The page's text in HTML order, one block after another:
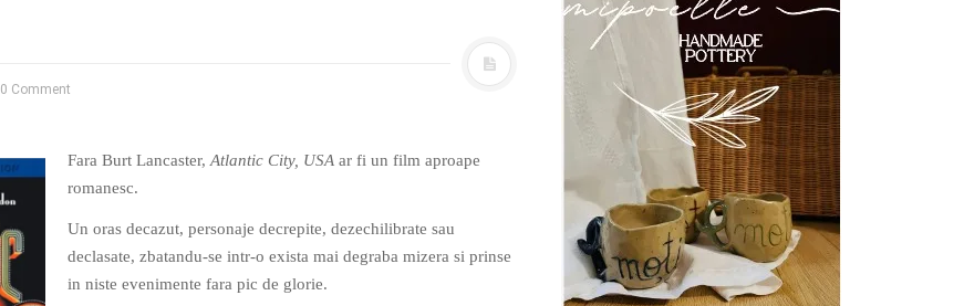
0 Comment
Fara Burt Lancaster, Atlantic City, USA ar fi un film aproape
romanesc.
Un oras decazut, personaje decrepite, dezechilibrate sau
declasate, zbatandu-se intr-o exista mai degraba mizera si prinse
in niste evenimente fara pic de glorie.